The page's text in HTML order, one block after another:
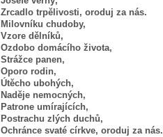
Zrcadlo trpělivosti, oroduj za nás.
Milovníku chudoby,
Vzore dělníků,
Ozdobo domácího života,
Strážce panen,
Oporo rodin,
Útěcho ubohých,
Naděje nemocných,
Patrone umírajících,
Postrachu zlých duchů,
Ochránce svaté církve, oroduj za nás.